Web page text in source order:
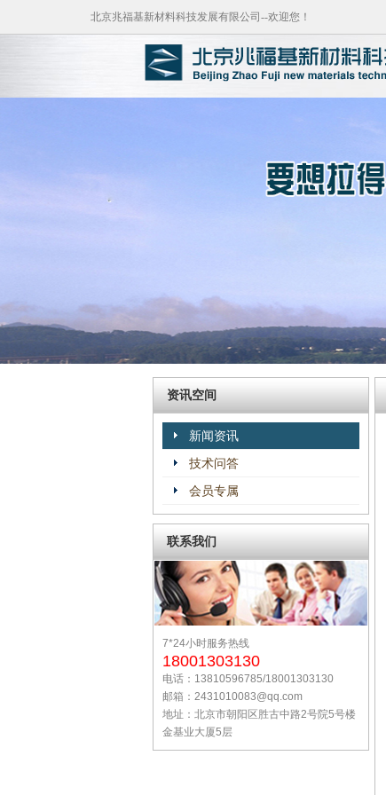
北京兆福基新材料科技发展有限公司--欢迎您！
资讯空间
新闻资讯
技术问答
会员专属
联系我们
7*24小时服务热线
18001303130
电话：13810596785/18001303130
邮箱：2431010083@qq.com
地址：北京市朝阳区胜古中路2号院5号楼
金基业大厦5层